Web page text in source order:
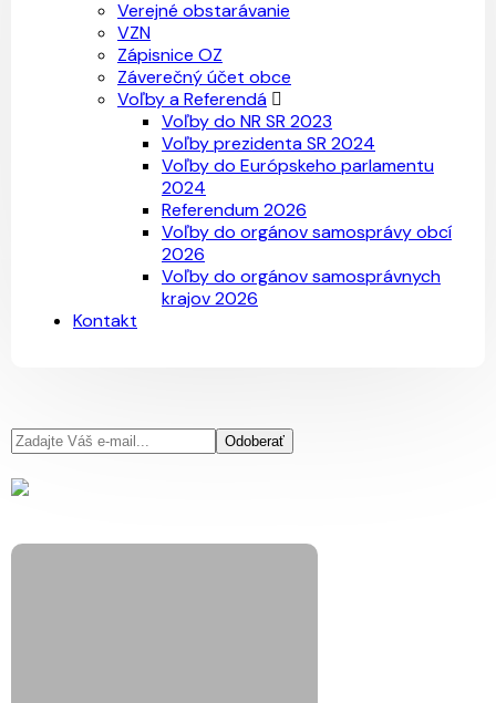
Verejné obstarávanie
VZN
Zápisnice OZ
Záverečný účet obce
Voľby a Referendá
Voľby do NR SR 2023
Voľby prezidenta SR 2024
Voľby do Európskeho parlamentu
2024
Referendum 2026
Voľby do orgánov samosprávy obcí
2026
Voľby do orgánov samosprávnych
krajov 2026
Kontakt
Odoberať